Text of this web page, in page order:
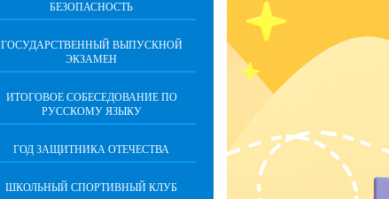
БЕЗОПАСНОСТЬ
ГОСУДАРСТВЕННЫЙ ВЫПУСКНОЙ
ЭКЗАМЕН
ИТОГОВОЕ СОБЕСЕДОВАНИЕ ПО
РУССКОМУ ЯЗЫКУ
ГОД ЗАЩИТНИКА ОТЕЧЕСТВА
ШКОЛЬНЫЙ СПОРТИВНЫЙ КЛУБ